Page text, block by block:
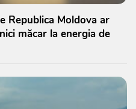
Republica Moldova ar
măcar la energia de